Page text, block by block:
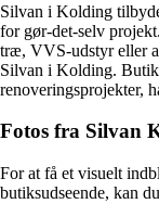
Silvan i Kolding
for gør-det-selv
træ, VVS-udstyr eller
Silvan i Kolding.
renoveringsprojekter,
Fotos fra Silvan
For at få et visuelt
butiksudseende, kan